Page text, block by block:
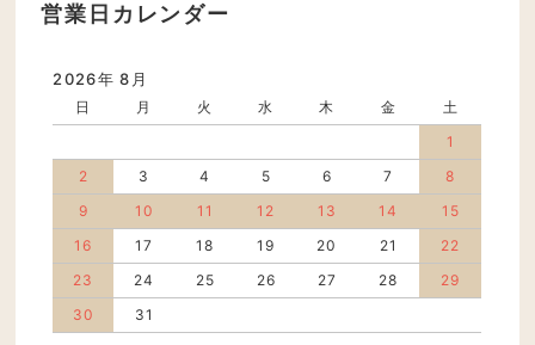
営業日カレンダー
2026年 8月
日 月 火 水 木 金
土
1
2
3 4 5 6 7
8
9
10 11 12 13 14
15
16
17 18 19 20 21
22
23
24 25 26 27 28
29
30
31